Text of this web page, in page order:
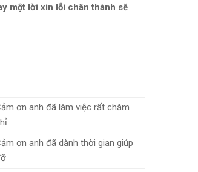
một lời xin lỗi chân thành sẽ
ơn anh đã làm việc rất chăm
ơn anh đã dành thời gian giúp